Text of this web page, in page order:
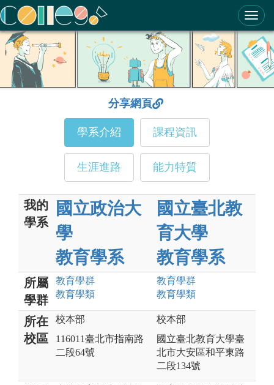
ColleGo! 大學選才與高中育才輔助系統
分享網頁
學系介紹 課程資訊
生涯進路 能力特質
我的
學系
國立政治大
學
教育學系
國立臺北教
育大學
教育學系
所屬
學群
教育學群
教育學類
教育學群
教育學類
所在
校區
校本部
116011臺北市指南路
二段64號
校本部
國立臺北教育大學臺
北市大安區和平東路
二段134號